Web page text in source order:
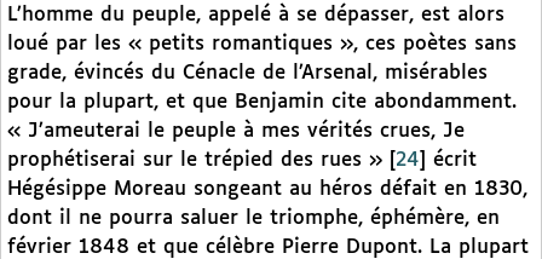
L’homme du peuple, appelé à se dépasser, est alors
loué par les « petits romantiques », ces poètes sans
grade, évincés du Cénacle de l’Arsenal, misérables
pour la plupart, et que Benjamin cite abondamment.
« J’ameuterai le peuple à mes vérités crues, Je
prophétiserai sur le trépied des rues »
24
écrit
Hégésippe Moreau songeant au héros défait en 1830,
dont il ne pourra saluer le triomphe, éphémère, en
février 1848 et que célèbre Pierre Dupont. La plupart